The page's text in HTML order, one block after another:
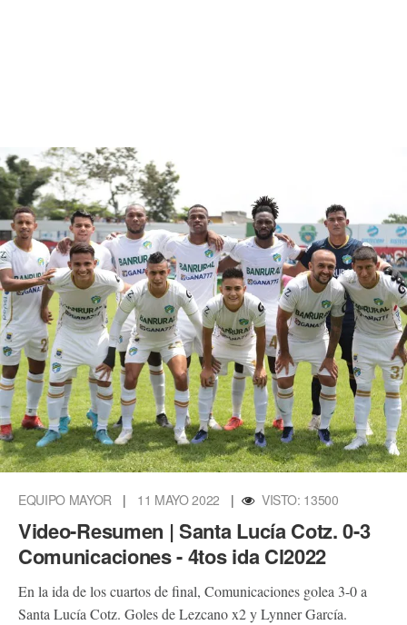
EQUIPO MAYOR | 11 MAYO 2022 | VISTO: 13500
Video-Resumen | Santa Lucía Cotz. 0-3
Comunicaciones - 4tos ida Cl2022
En la ida de los cuartos de final, Comunicaciones golea 3-0 a
Santa Lucía Cotz. Goles de Lezcano x2 y Lynner García.